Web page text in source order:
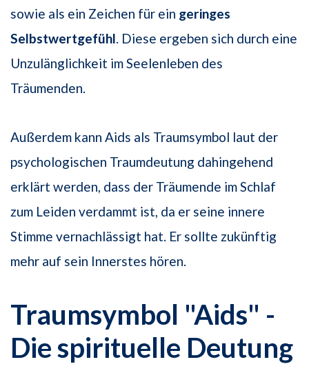
sowie als ein Zeichen für ein geringes
Selbstwertgefühl. Diese ergeben sich durch eine
Unzulänglichkeit im Seelenleben des
Träumenden.
Außerdem kann Aids als Traumsymbol laut der
psychologischen Traumdeutung dahingehend
erklärt werden, dass der Träumende im Schlaf
zum Leiden verdammt ist, da er seine innere
Stimme vernachlässigt hat. Er sollte zukünftig
mehr auf sein Innerstes hören.
Traumsymbol "Aids" -
Die spirituelle Deutung